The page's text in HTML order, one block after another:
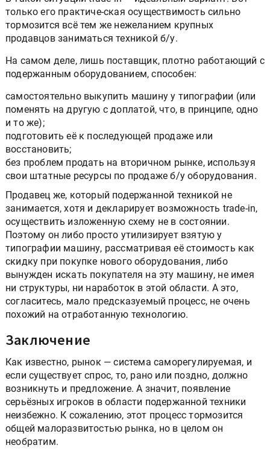
только его практиче-ская осуществимость сильно
тормозится всё тем же нежеланием крупных
продавцов заниматься техникой б/у.
На самом деле, лишь поставщик, плотно работающий с
подержанным оборудованием, способен:
самостоятельно выкупить машину у типографии (или
поменять на другую с доплатой, что, в принципе, одно
и то же);
подготовить её к последующей продаже или
восстановить;
без проблем продать на вторичном рынке, используя
свои штатные ресурсы по продаже б/у оборудования.
Продавец же, который подержанной техникой не
занимается, хотя и декларирует возможность trade-in,
осуществить изложенную схему не в состоянии.
Поэтому он либо просто утилизирует взятую у
типографии машину, рассматривая её стоимость как
скидку при покупке нового оборудования, либо
вынужден искать покупателя на эту машину, не имея
ни структуры, ни наработок в этой области. А это,
согласитесь, мало предсказуемый процесс, не очень
похожий на отработанную технологию.
Заключение
Как известно, рынок — система саморегулируемая, и
если существует спрос, то, рано или поздно, должно
возникнуть и предложение. А значит, появление
серьёзных игроков в области подержанной техники
неизбежно. К сожалению, этот процесс тормозится
общей малоразвитостью рынка, но в целом он
необратим.